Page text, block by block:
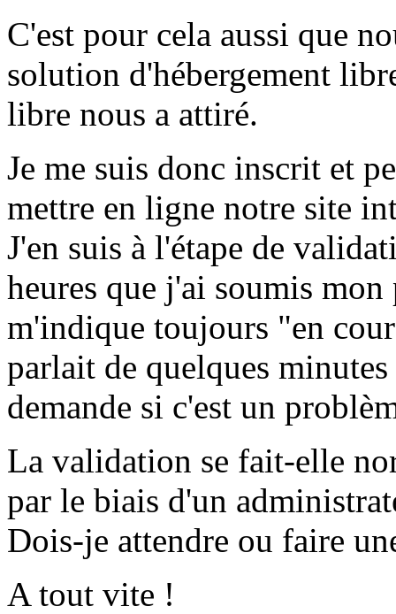
C'est pour cela aussi que
solution d'hébergement
libre nous a attiré.
Je me suis donc inscrit et
mettre en ligne notre site
J'en suis à l'étape de
heures que j'ai soumis
m'indique toujours "en
parlait de quelques
demande si c'est un
La validation se fait-elle
par le biais d'un
Dois-je attendre ou faire
A tout vite !